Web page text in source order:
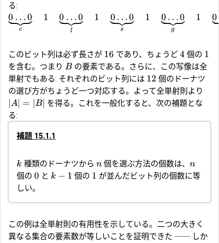
る:
c
0 …0 1
l
0 …0 1
s
0 …0 1
g
0 …0 1 0
このビット列は必ず長さが 16 であり、ちょうど 4 個の 1
を含む。つまり Bの要素である。さらに、この写像は全
単射でもある: それぞれのビット列には 12 個のドーナツ
の選び方がちょうど一つ対応する。よって全単射則より
∣A∣ = ∣B∣ を得る。これを一般化すると、次の補題とな
る:
補題 15.1.1
k 種類のドーナツから n個を選ぶ方法の個数は、 n
個の 0 と k − 1 個の 1 が並んだビット列の個数に等
しい。
この例は全単射則の有用性を示している。二つの大きく
異なる集合の要素数が等しいことを証明できた ── しか